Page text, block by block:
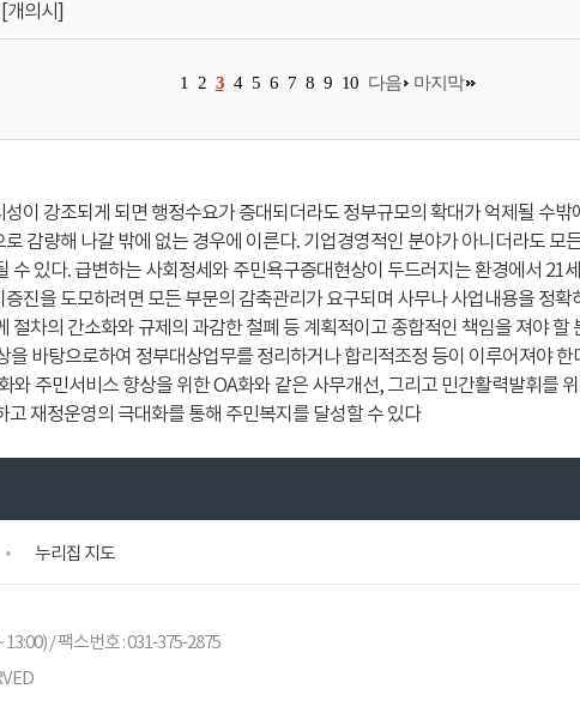
[개의시]
1 2 3 4 5 6 7 8 9 10 다음 마지막
이 강조되게 되면 행정수요가 증대되더라도 정부규모의 확대가 억제될 수
감량해 나갈 밖에 없는 경우에 이른다. 기업경영적인 분야가 아니더라도 모
수 있다. 급변하는 사회정세와 주민욕구증대현상이 두드러지는 환경에서 21
진을 도모하려면 모든 부문의 감축관리가 요구되며 사무나 사업내용을 정
절차의 간소화와 규제의 과감한 철폐 등 계획적이고 종합적인 책임을 져야
을 바탕으로하여 정부대상업무를 정리하거나 합리적조정 등이 이루어져야
와 주민서비스 향상을 위한 OA화와 같은 사무개선, 그리고 민간활력발휘를
고 재정운영의 극대화를 통해 주민복지를 달성할 수 있다
누리집 지도
/ 팩스번호 : 031-375-2875